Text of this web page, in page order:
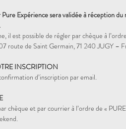
Expérience sera validée à réception
il est possible de régler par chèque à
route de Saint Germain, 71 240 JUGY –
INSCRIPTION
d’inscription par email.
chèque et par courrier à l’ordre de «